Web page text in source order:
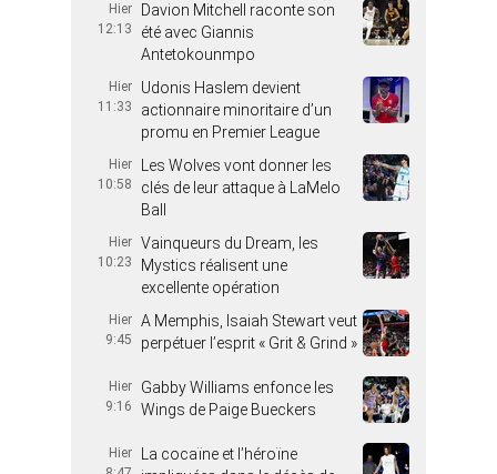
Hier
12:13
Davion Mitchell raconte son
été avec Giannis
Antetokounmpo
Hier
11:33
Udonis Haslem devient
actionnaire minoritaire d’un
promu en Premier League
Hier
10:58
Les Wolves vont donner les
clés de leur attaque à LaMelo
Ball
Hier
10:23
Vainqueurs du Dream, les
Mystics réalisent une
excellente opération
Hier
9:45
A Memphis, Isaiah Stewart veut
perpétuer l’esprit « Grit & Grind »
Hier
9:16
Gabby Williams enfonce les
Wings de Paige Bueckers
Hier
La cocaïne et l’héroïne